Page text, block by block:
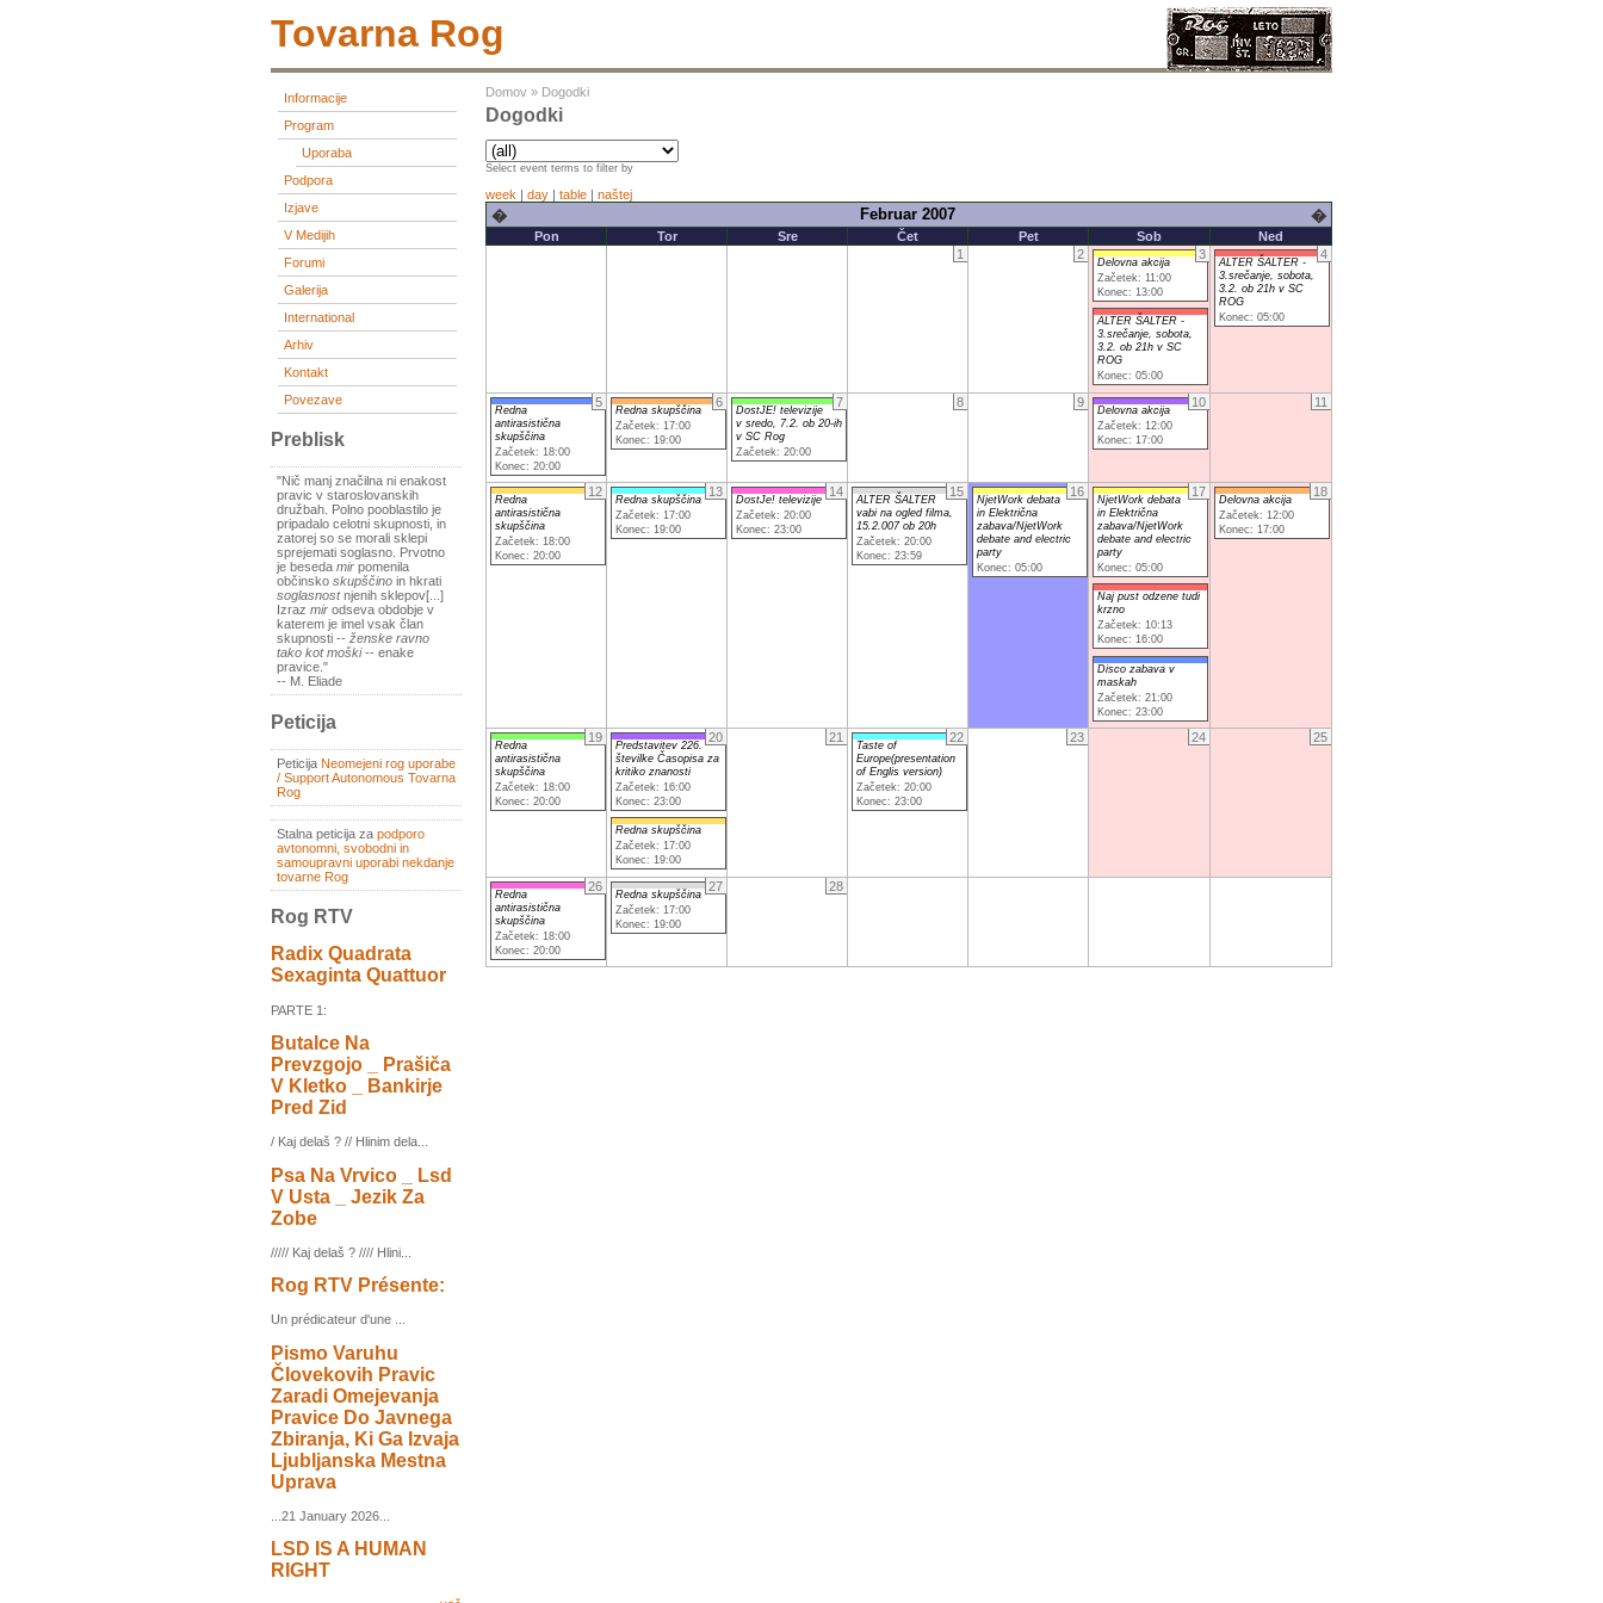
Tovarna Rog
Informacije
Program
Uporaba
Podpora
Izjave
V Medijih
Forumi
Galerija
International
Arhiv
Kontakt
Povezave
Preblisk
"Nič manj značilna ni enakost
pravic v staroslovanskih
družbah. Polno pooblastilo je
pripadalo celotni skupnosti, in
zatorej so se morali sklepi
sprejemati soglasno. Prvotno
je beseda mir pomenila
občinsko skupščino in hkrati
soglasnostnjenih sklepov[...]
Izraz mir odseva obdobje v
katerem je imel vsak član
skupnosti -- ženske ravno
tako kot moški-- enake
pravice."
-- M. Eliade
Peticija
Peticija Neomejeni rog uporabe
/ Support Autonomous Tovarna
Rog
Stalna peticija za podporo
avtonomni, svobodni in
samoupravni uporabi nekdanje
tovarne Rog
Rog RTV
Radix Quadrata
Sexaginta Quattuor
PARTE 1:
Butalce Na
Prevzgojo _ Prašiča
V Kletko _ Bankirje
Pred Zid
/ Kaj delaš ? // Hlinim dela...
Psa Na Vrvico _ Lsd
V Usta _ Jezik Za
Zobe
///// Kaj delaš ? //// Hlini...
Rog RTV Présente:
Un prédicateur d'une ...
Pismo Varuhu
Človekovih Pravic
Zaradi Omejevanja
Pravice Do Javnega
Zbiranja, Ki Ga Izvaja
Ljubljanska Mestna
Uprava
...21 January 2026...
LSD IS A HUMAN
RIGHT
Domov » Dogodki
Dogodki
Select event terms to filter by
week | day | table | naštej
� Februar 2007 �
Pon Tor Sre Čet Pet Sob
Ned
1
2 3
Delovna akcija
Začetek: 11:00
Konec: 13:00
ALTER ŠALTER -
3.srečanje, sobota,
3.2. ob 21h v SC
ROG
Konec: 05:00
4
ALTER ŠALTER -
3.srečanje, sobota,
3.2. ob 21h v SC
ROG
Konec: 05:00
5
Redna
antirasistična
skupščina
Začetek: 18:00
Konec: 20:00
6
Redna skupščina
Začetek: 17:00
Konec: 19:00
7
DostJE! televizije
v sredo, 7.2. ob 20-ih
v SC Rog
Začetek: 20:00
8 9 10
Delovna akcija
Začetek: 12:00
Konec: 17:00
11
12
Redna
antirasistična
skupščina
Začetek: 18:00
Konec: 20:00
13
Redna skupščina
Začetek: 17:00
Konec: 19:00
14
DostJe! televizije
Začetek: 20:00
Konec: 23:00
15
ALTER ŠALTER
vabi na ogled filma,
15.2.007 ob 20h
Začetek: 20:00
Konec: 23:59
16
NjetWork debata
in Električna
zabava/NjetWork
debate and electric
party
Konec: 05:00
17
NjetWork debata
in Električna
zabava/NjetWork
debate and electric
party
Konec: 05:00
Naj pust odzene tudi
krzno
Začetek: 10:13
Konec: 16:00
Disco zabava v
maskah
Začetek: 21:00
Konec: 23:00
18
Delovna akcija
Začetek: 12:00
Konec: 17:00
19
Redna
antirasistična
skupščina
Začetek: 18:00
Konec: 20:00
20
Predstavitev 226.
številke Časopisa za
kritiko znanosti
Začetek: 16:00
Konec: 23:00
Redna skupščina
Začetek: 17:00
Konec: 19:00
21 22
Taste of
Europe(presentation
of Englis version)
Začetek: 20:00
Konec: 23:00
23 24 25
26
Redna
antirasistična
skupščina
Začetek: 18:00
Konec: 20:00
27
Redna skupščina
Začetek: 17:00
Konec: 19:00
28